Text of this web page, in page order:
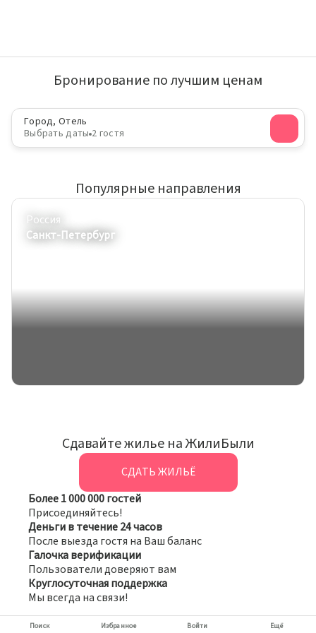
Бронирование по лучшим ценам
Город, Отель
Выбрать даты 2 гостя
Популярные направления
Россия
Санкт-Петербург
Сдавайте жилье на ЖилиБыли
СДАТЬ ЖИЛЬЁ
Более 1 000 000 гостей
Присоединяйтесь!
Деньги в течение 24 часов
После выезда гостя на Ваш баланс
Галочка верификации
Пользователи доверяют вам
Круглосуточная поддержка
Мы всегда на связи!
Поиск Избранное Войти Ещё